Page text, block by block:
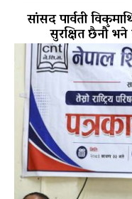
सांसद पार्वती
सुरक्षित छैनौँ